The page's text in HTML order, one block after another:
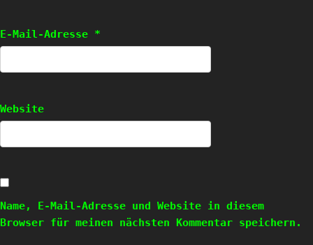
E-Mail-Adresse *
Website
Name, E-Mail-Adresse und Website in diesem
Browser für meinen nächsten Kommentar speichern.